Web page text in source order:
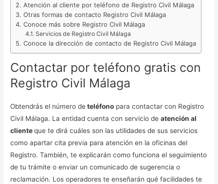
Atención al cliente por teléfono de Registro Civil Málaga
Otras formas de contacto Registro Civil Málaga
Conoce más sobre Registro Civil Málaga
Servicios de Registro Civil Málaga
Conoce la dirección de contacto de Registro Civil Málaga
Contactar por teléfono gratis con
Registro Civil Málaga
Obtendrás el número deteléfono para contactar con Registro
Civil Málaga. La entidad cuenta con servicio deatención al
clienteque te dirá cuáles son las utilidades de sus servicios
como apartar cita previa para atención en la oficinas del
Registro. También, te explicarán como funciona el seguimiento
de tu trámite o enviar un comunicado de sugerencia o
reclamación. Los operadores te enseñarán qué facilidades te